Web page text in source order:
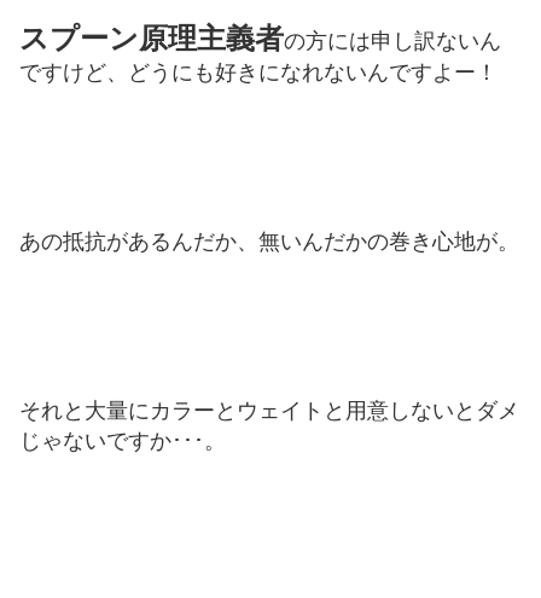
スプーン原理主義者の方には申し訳ないん
ですけど、どうにも好きになれないんですよー！
あの抵抗があるんだか、無いんだかの巻き心地が。
それと大量にカラーとウェイトと用意しないとダメ
じゃないですか･･･。